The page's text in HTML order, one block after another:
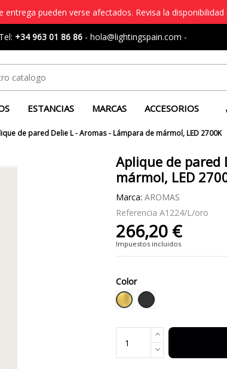
pueden verse afectados. Revisa la
Tel: +34 963 01 86 86 - hola@lightingspain.com -
ESTANCIAS MARCAS ACCESORIOS
de pared Delie L - Aromas - Lámpara de mármol, LED 2700K
Aplique de pared
mármol, LED
Marca: AROMAS
Referencia A1224/L/oro
266,20 €
Impuestos incluidos
Color
DoradoNegro